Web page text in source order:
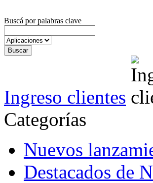
Buscá por palabras clave
Ingreso clientes
Categorías
Nuevos
Destacados de